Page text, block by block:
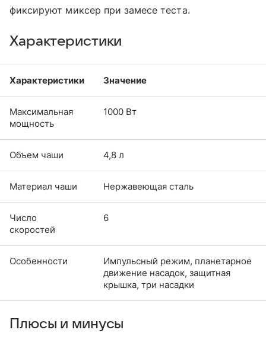
фиксируют миксер при замесе теста.
Характеристики
Характеристики Значение
Максимальная
мощность
1000 Вт
Объем чаши 4,8 л
Материал чаши Нержавеющая сталь
Число
скоростей
6
Особенности
Импульсный режим, планетарное
движение насадок, защитная
крышка, три насадки
Плюсы и минусы